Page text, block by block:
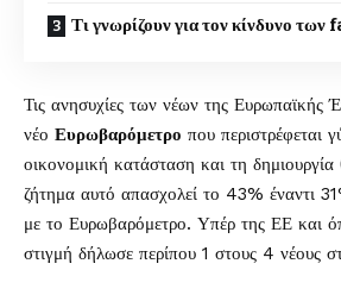
Τι γνωρίζουν για τον κίνδυνο
Τις ανησυχίες των νέων της Ευρωπαϊκής
νέο Ευρωβαρόμετρο που περιστρέφεται
οικονομική κατάσταση και τη
ζήτημα αυτό απασχολεί το 43% έναντι
με το Ευρωβαρόμετρο. Υπέρ της ΕΕ και
στιγμή δήλωσε περίπου 1 στους 4 νέους